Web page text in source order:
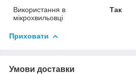
Використання в
мікрохвильовці
Так
Приховати
Умови доставки